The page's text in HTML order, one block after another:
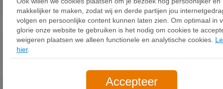
Filter 1
makkelijker te maken, zodat wij en derde partijen jou
volgen en persoonlijke content kunnen laten zien. Om optimaal in
glorie onze website te gebruiken is het nodig om cookies te
weigeren plaatsen we alleen functionele en analytische cookies.
hier.
Accepteer